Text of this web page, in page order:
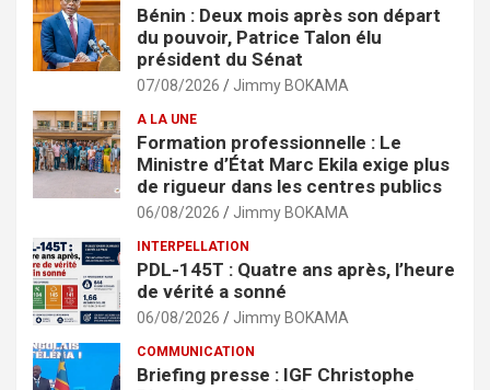
Bénin : Deux mois après son départ
du pouvoir, Patrice Talon élu
président du Sénat
07/08/2026 Jimmy BOKAMA
A LA UNE
Formation professionnelle : Le
Ministre d’État Marc Ekila exige plus
de rigueur dans les centres publics
06/08/2026 Jimmy BOKAMA
INTERPELLATION
PDL-145T : Quatre ans après, l’heure
de vérité a sonné
06/08/2026 Jimmy BOKAMA
COMMUNICATION
Briefing presse : IGF Christophe